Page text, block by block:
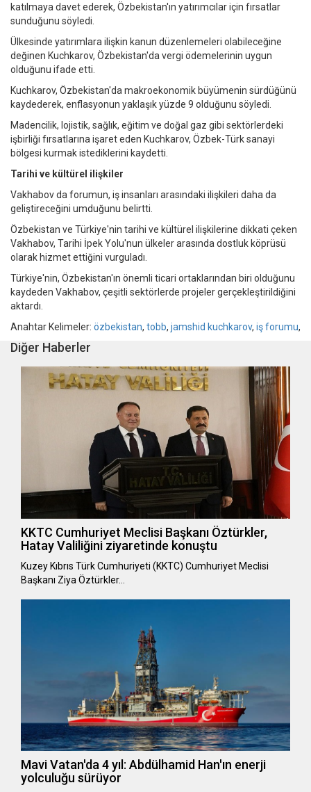
katılmaya davet ederek, Özbekistan'ın yatırımcılar için fırsatlar
sunduğunu söyledi.
Ülkesinde yatırımlara ilişkin kanun düzenlemeleri olabileceğine
değinen Kuchkarov, Özbekistan'da vergi ödemelerinin uygun
olduğunu ifade etti.
Kuchkarov, Özbekistan'da makroekonomik büyümenin sürdüğünü
kaydederek, enflasyonun yaklaşık yüzde 9 olduğunu söyledi.
Madencilik, lojistik, sağlık, eğitim ve doğal gaz gibi sektörlerdeki
işbirliği fırsatlarına işaret eden Kuchkarov, Özbek-Türk sanayi
bölgesi kurmak istediklerini kaydetti.
Tarihi ve kültürel ilişkiler
Vakhabov da forumun, iş insanları arasındaki ilişkileri daha da
geliştireceğini umduğunu belirtti.
Özbekistan ve Türkiye'nin tarihi ve kültürel ilişkilerine dikkati çeken
Vakhabov, Tarihi İpek Yolu'nun ülkeler arasında dostluk köprüsü
olarak hizmet ettiğini vurguladı.
Türkiye'nin, Özbekistan'ın önemli ticari ortaklarından biri olduğunu
kaydeden Vakhabov, çeşitli sektörlerde projeler gerçekleştirildiğini
aktardı.
Anahtar Kelimeler: özbekistan, tobb, jamshid kuchkarov, iş forumu,
Diğer Haberler
KKTC Cumhuriyet Meclisi Başkanı Öztürkler,
Hatay Valiliğini ziyaretinde konuştu
Kuzey Kıbrıs Türk Cumhuriyeti (KKTC) Cumhuriyet Meclisi
Başkanı Ziya Öztürkler…
Mavi Vatan'da 4 yıl: Abdülhamid Han'ın enerji
yolculuğu sürüyor